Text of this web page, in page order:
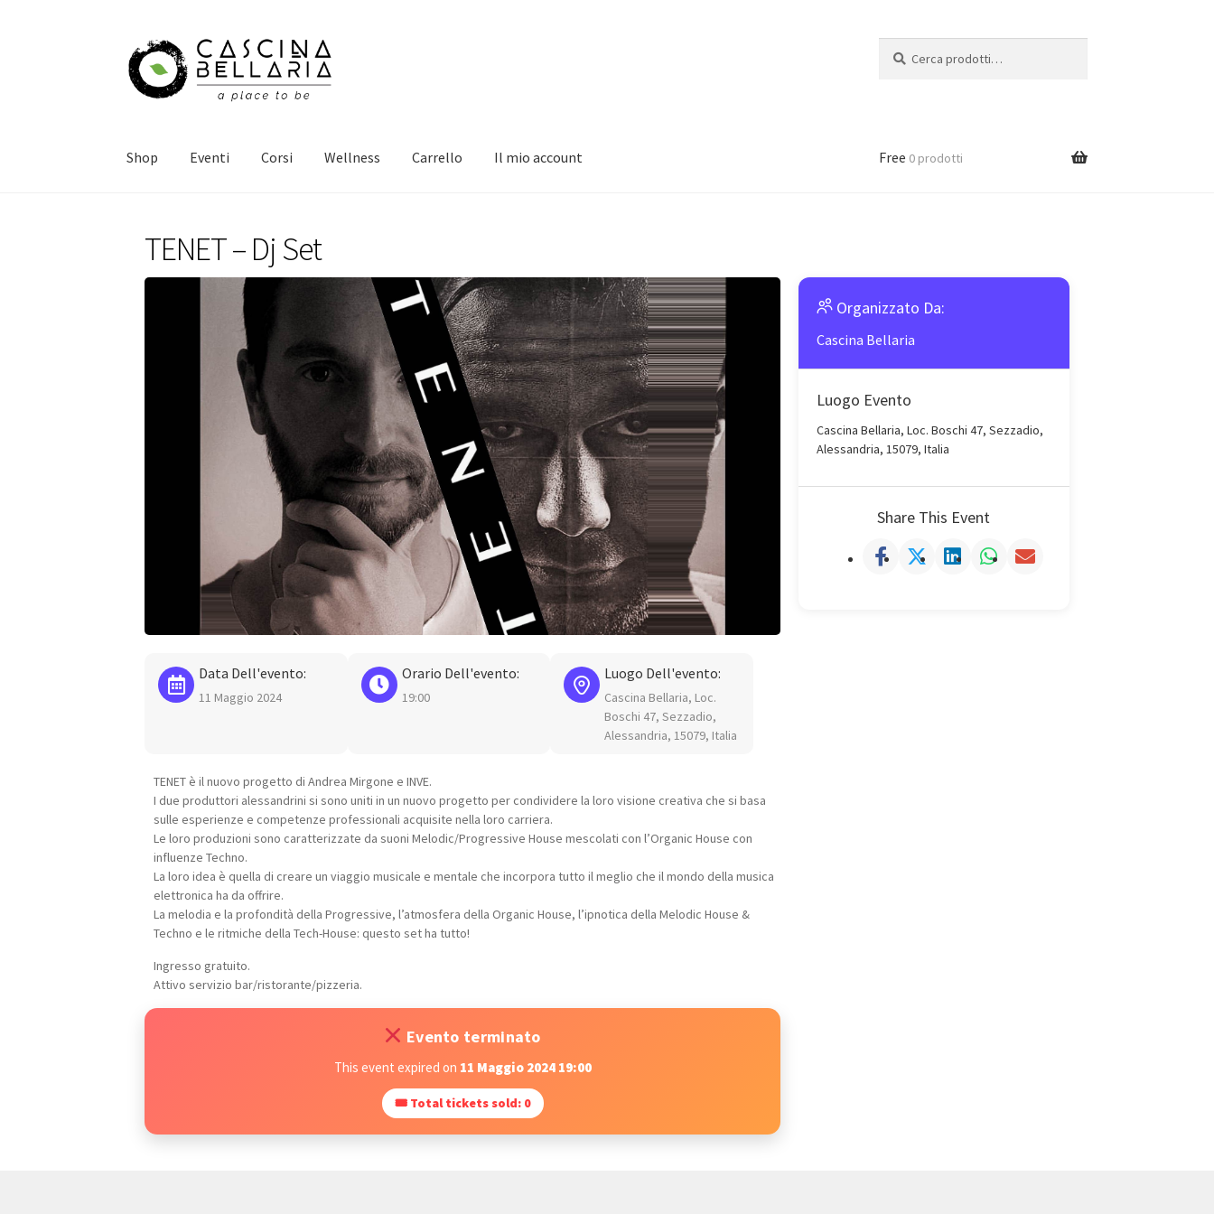
Vai
alla
navigazione
Vai
al
contenuto
Shop Eventi Corsi Wellness Carrello Il mio account Free 0 prodotti
TENET – Dj Set
Data Dell'evento:
11 Maggio 2024
Orario Dell'evento:
19:00
Luogo Dell'evento:
Cascina Bellaria, Loc.
Boschi 47, Sezzadio,
Alessandria, 15079, Italia
TENET è il nuovo progetto di Andrea Mirgone e INVE.
I due produttori alessandrini si sono uniti in un nuovo progetto per condividere la loro visione creativa che si basa
sulle esperienze e competenze professionali acquisite nella loro carriera.
Le loro produzioni sono caratterizzate da suoni Melodic/Progressive House mescolati con l’Organic House con
influenze Techno.
La loro idea è quella di creare un viaggio musicale e mentale che incorpora tutto il meglio che il mondo della musica
elettronica ha da offrire.
La melodia e la profondità della Progressive, l’atmosfera della Organic House, l’ipnotica della Melodic House &
Techno e le ritmiche della Tech-House: questo set ha tutto!
Ingresso gratuito.
Attivo servizio bar/ristorante/pizzeria.
Evento terminato
This event expired on 11 Maggio 2024 19:00
🎟 Total tickets sold: 0
Organizzato Da:
Cascina Bellaria
Luogo Evento
Cascina Bellaria, Loc. Boschi 47, Sezzadio,
Alessandria, 15079, Italia
Share This Event